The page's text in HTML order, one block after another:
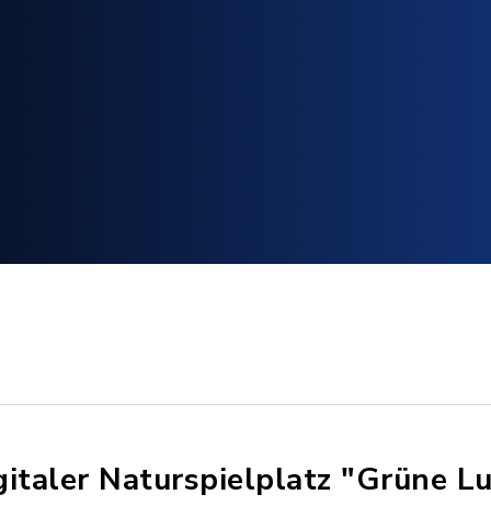
Naturspielplatz "Grüne